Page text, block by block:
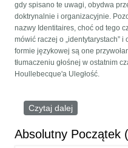
gdy spisano te uwagi, obydwa
doktrynalnie i organizacyjnie.
nazwy Identitaires, choć od tego
mówić raczej o „identytarystach” i
formie językowej są one
tłumaczeniu głośnej w ostatnim
Houllebecque'a Uległość.
Czytaj dalej
ruch
Absolutny Początek